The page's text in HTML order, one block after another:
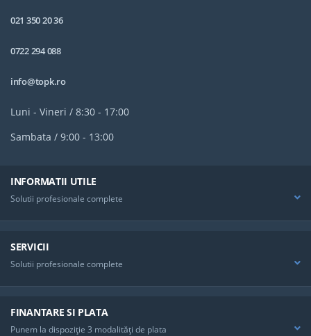
021 350 20 36
0722 294 088
info@topk.ro
Luni - Vineri / 8:30 - 17:00
Sambata / 9:00 - 13:00
INFORMATII UTILE
Solutii profesionale complete
SERVICII
Solutii profesionale complete
FINANTARE SI PLATA
Punem la dispoziţie 3 modalităţi de plata